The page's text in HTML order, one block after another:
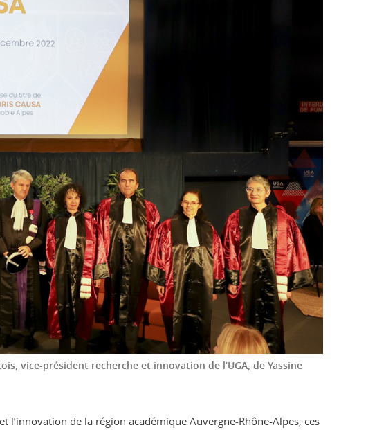
vice-président recherche et innovation de l’UGA, de Yassine
l’innovation de la région académique Auvergne-Rhône-Alpes, ces